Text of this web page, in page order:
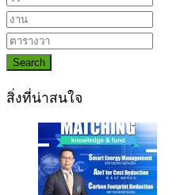
Search
สิ่งที่น่าสนใจ